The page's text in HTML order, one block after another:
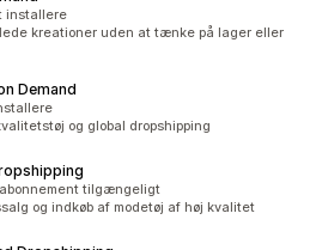
installere
kreationer uden at tænke på lager eller
Demand
og global dropshipping
tilgængeligt
og indkøb af modetøj af høj kvalitet